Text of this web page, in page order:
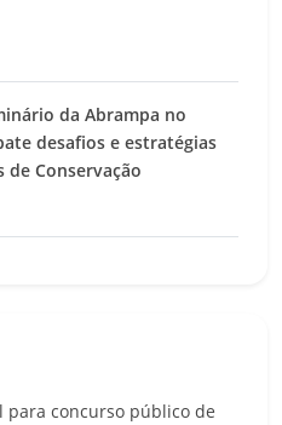
da Abrampa no
desafios e estratégias
de Conservação
para concurso público de